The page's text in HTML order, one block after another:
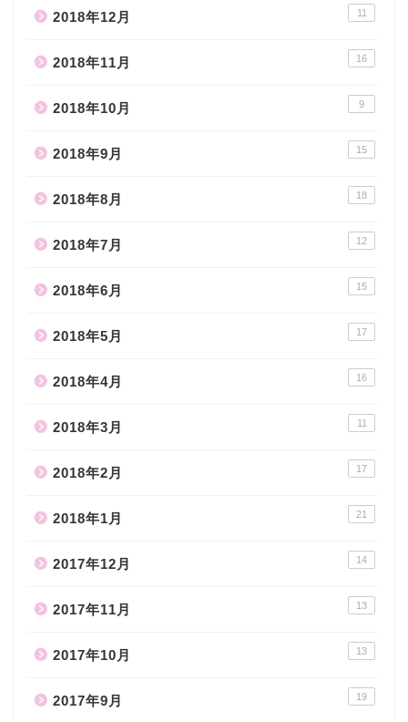
2018年12月 11
2018年11月 16
2018年10月 9
2018年9月 15
2018年8月 18
2018年7月 12
2018年6月 15
2018年5月 17
2018年4月 16
2018年3月 11
2018年2月 17
2018年1月 21
2017年12月 14
2017年11月 13
2017年10月 13
2017年9月 19